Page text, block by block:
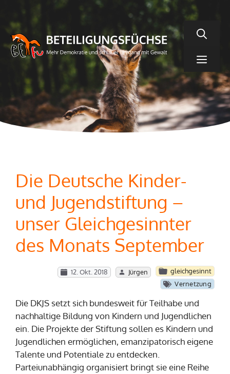
springen
Die Deutsche Kinder-
und Jugendstiftung –
unser Gleichgesinnter
des Monats September
12. Okt. 2018 Jürgen
gleichgesinnt
Vernetzung
Die DKJS setzt sich bundesweit für Teilhabe und
nachhaltige Bildung von Kindern und Jugendlichen
ein. Die Projekte der Stiftung sollen es Kindern und
Jugendlichen ermöglichen, emanzipatorisch eigene
Talente und Potentiale zu entdecken.
Parteiunabhängig organisiert bringt sie eine Reihe